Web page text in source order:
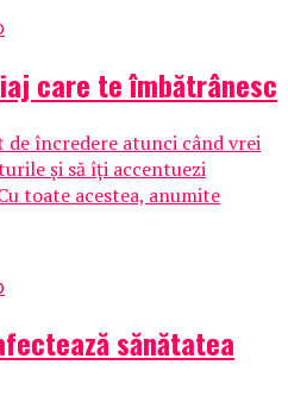
care te îmbătrânesc
de încredere atunci când vrei
și să îți accentuezi
toate acestea, anumite
sănătatea